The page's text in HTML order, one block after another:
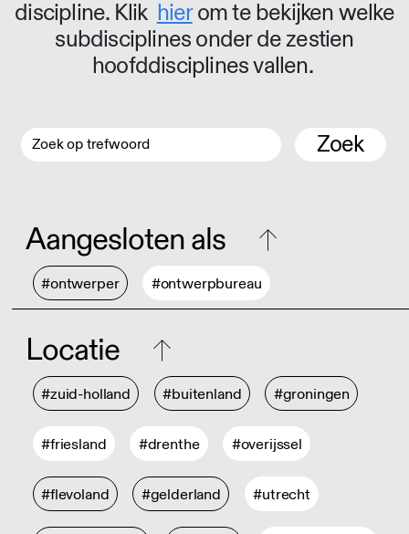
discipline. Klik hierom te bekijken welke
subdisciplines onder de zestien
hoofddisciplines vallen.
Zoek
Aangesloten als
#ontwerper #ontwerpbureau
Locatie
#zuid-holland #buitenland #groningen
#friesland #drenthe #overijssel
#flevoland #gelderland #utrecht